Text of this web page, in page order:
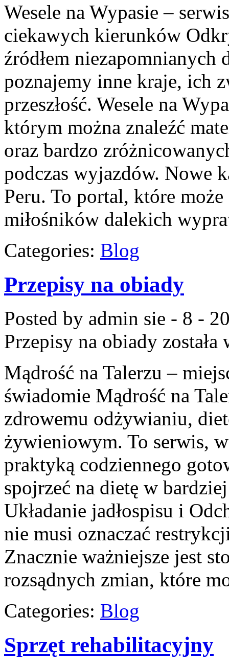
Wesele na Wypasie –
ciekawych kierunków
źródłem
poznajemy inne kraje, ich
przeszłość. Wesele na
którym można znaleźć
oraz bardzo
podczas wyjazdów. Nowe
Peru. To portal, które
miłośników dalekich
Categories: Blog
Przepisy na obiady
Posted by admin sie - 8 -
Przepisy na obiady została
Mądrość na Talerzu –
świadomie Mądrość na
zdrowemu odżywianiu,
żywieniowym. To serwis,
praktyką codziennego
spojrzeć na dietę w
Układanie jadłospisu i
nie musi oznaczać
Znacznie ważniejsze jest
rozsądnych zmian, które
Categories: Blog
Sprzęt rehabilitacyjny